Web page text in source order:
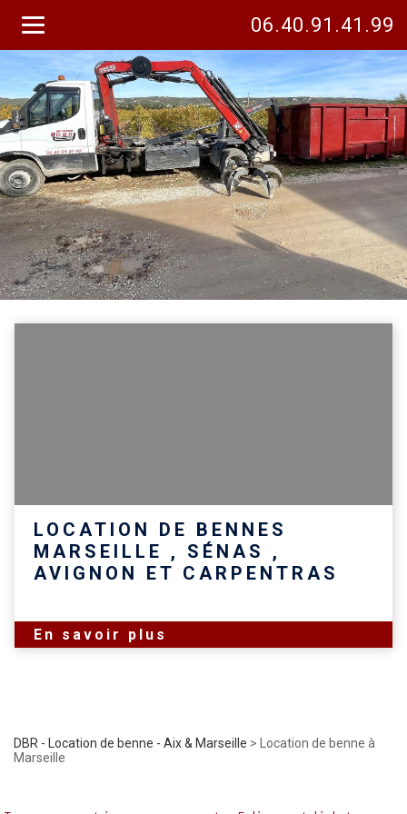
06.40.91.41.99
LOCATION DE BENNES
MARSEILLE , SÉNAS ,
AVIGNON ET CARPENTRAS
En savoir plus
DBR - Location de benne - Aix & Marseille >
Location de benne à
Marseille